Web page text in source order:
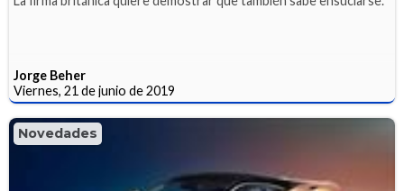
Jorge Beher
Viernes, 21 de junio de 2019
Novedades